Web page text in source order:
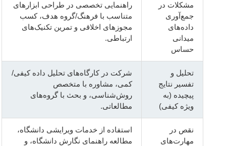
مشکلات در
جمع‌آوری
داده‌های
میدانی
حساس
راهنمایی تخصصی در طراحی ابزارهای
متناسب با فرهنگ/گروه هدف، کسب
مجوزهای اخلاقی و تمرین تکنیک‌های
ارتباطی.
تحلیل و
تفسیر نتایج
پیچیده (به
ویژه کیفی)
شرکت در کارگاه‌های تحلیل داده کیفی/
کمی، مشاوره با متخصص
روش‌شناسی، و بحث با گروه‌های
مطالعاتی.
نقص در
مهارت‌های
استفاده از خدمات ویرایشی دانشگاه،
مطالعه راهنمای نگارش دانشگاه، و